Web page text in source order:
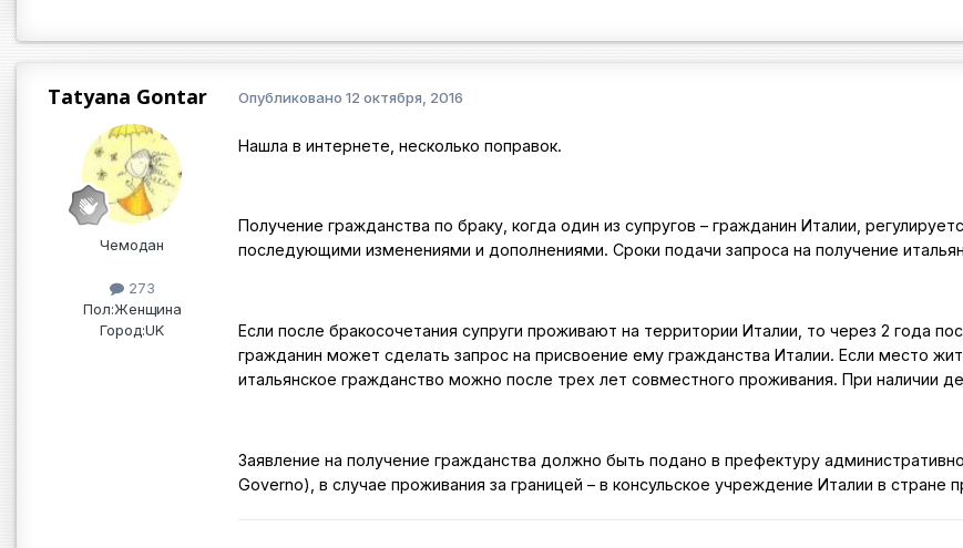
Tatyana Gontar
Чемодан
273
Пол:Женщина
Город:UK
Опубликовано 12 октября, 2016
Нашла в интернете, несколько поправок.
Получение гражданства по браку, когда один из супругов – гражданин Италии,
последующими изменениями и дополнениями. Сроки подачи запроса на получение
Если после бракосочетания супруги проживают на территории Италии, то через 2 года
гражданин может сделать запрос на присвоение ему гражданства Италии. Если место
итальянское гражданство можно после трех лет совместного проживания. При
Заявление на получение гражданства должно быть подано в префектуру
Governo), в случае проживания за границей – в консульское учреждение Италии в стране